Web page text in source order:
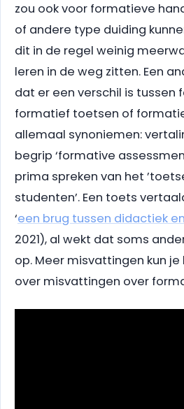
zou ook voor formatieve
of andere type duiding
dit in de regel weinig
leren in de weg zitten. Een
dat er een verschil is tussen
formatief toetsen of
allemaal synoniemen:
begrip ‘formative
prima spreken van het
studenten’. Een toets
‘een brug tussen didactiek
2021), al wekt dat soms
op. Meer misvattingen kun
over misvattingen over